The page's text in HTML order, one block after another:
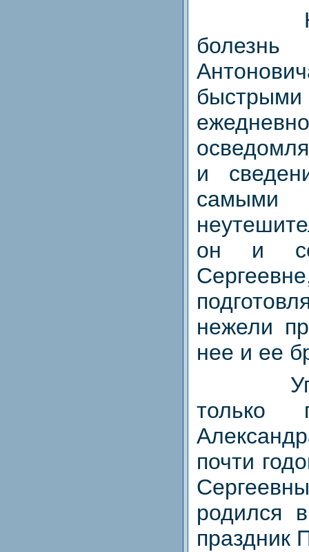
и
самыми
он и
нежели
нее и ее
только
почти
родился
праздник